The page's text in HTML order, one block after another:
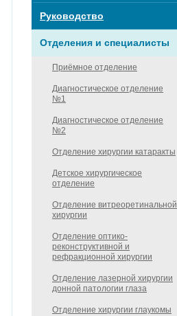
Руководство
Отделения и специалисты
Приёмное отделение
Диагностическое отделение
№1
Диагностическое отделение
№2
Отделение хирургии катаракты
Детское хирургическое
отделение
Отделение витреоретинальной
хирургии
Отделение оптико-
реконструктивной и
рефракционной хирургии
Отделение лазерной хирургии
донной патологии глаза
Отделение хирургии глаукомы